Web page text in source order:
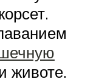
животе.